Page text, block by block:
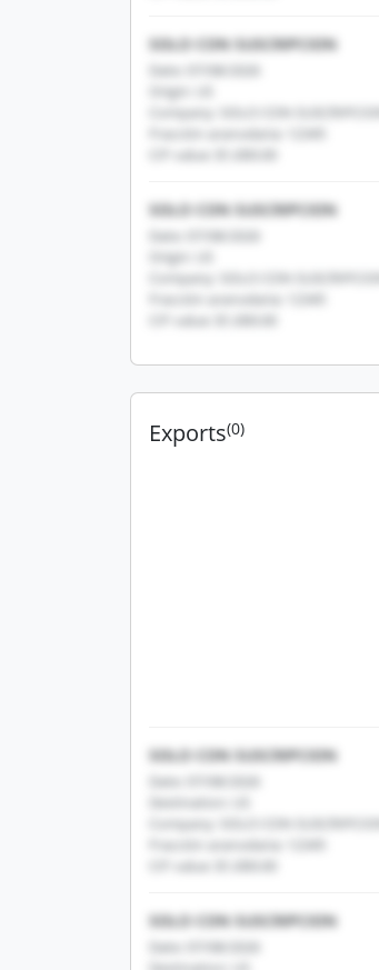
SOLO CON SUSCRIPCION
Date: 07/08/2026
Origin: US
Company: SOLO CON SUSCRIPCION
Fracción arancelaria: 12345
CIF value: $1,000.00
SOLO CON SUSCRIPCION
Date: 07/08/2026
Origin: US
Company: SOLO CON SUSCRIPCION
Fracción arancelaria: 12345
CIF value: $1,000.00
Exports(0)
SOLO CON SUSCRIPCION
Date: 07/08/2026
Destination: US
Company: SOLO CON SUSCRIPCION
Fracción arancelaria: 12345
CIF value: $1,000.00
SOLO CON SUSCRIPCION
Date: 07/08/2026